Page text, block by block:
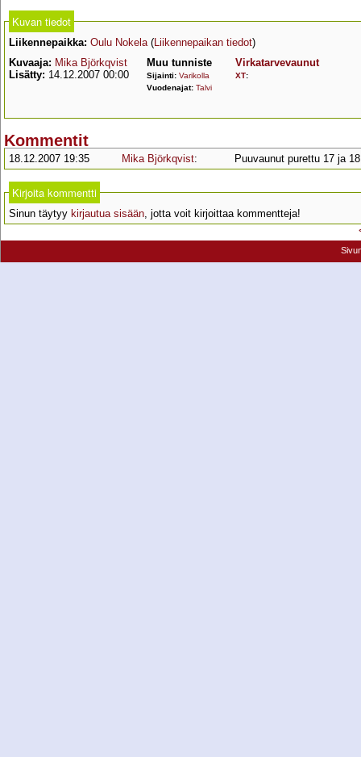
Kuvan tiedot
Liikennepaikka: Oulu Nokela(Liikennepaikan tiedot)
Kuvaaja: Mika Björkqvist
Lisätty: 14.12.2007 00:00
Muu tunniste
Sijainti: Varikolla
Vuodenajat: Talvi
Virkatarvevaunut
XT:
Kommentit
18.12.2007 19:35 Mika Björkqvist: Puuvaunut purettu 17 ja
Kirjoita kommentti
Sinun täytyy kirjautua sisään, jotta voit kirjoittaa kommentteja!